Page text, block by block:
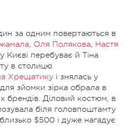
за одним повертаються в
, Оля Полякова, Настя
Києві перебуває й Тіна
в столицю
Хрещатику і знялась у
зйомки зірка обрала в
брендів. Діловий костюм, в
біля головпоштамту
$500 і дуже нагадує